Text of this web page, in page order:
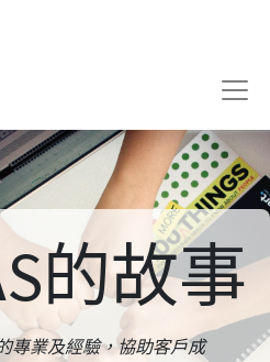
的故事
專業及經驗，協助客戶成